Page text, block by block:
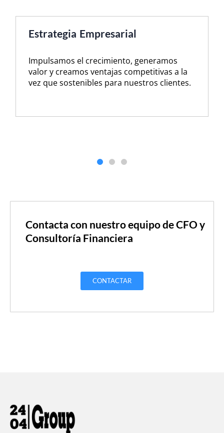
generamos
competitivas a la
nuestros clientes.
Fiscalidad
Facilitamos la toma de
minimizando los
con la máxima
Contacta con nuestro equipo de CFO y
Consultoría Financiera
CONTACTAR